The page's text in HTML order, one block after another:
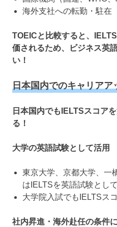
海外支社への転勤・駐在
TOEICと比較すると、
価されるため、ビジネス英
い！
日本国内でのキャリアア
日本国内でもIELTSスコア
る！
大学の英語試験として活用
東京大学、京都大学、一
はIELTSを英語試験とし
大学院入試でもIELTSス
社内昇進・海外赴任の条件